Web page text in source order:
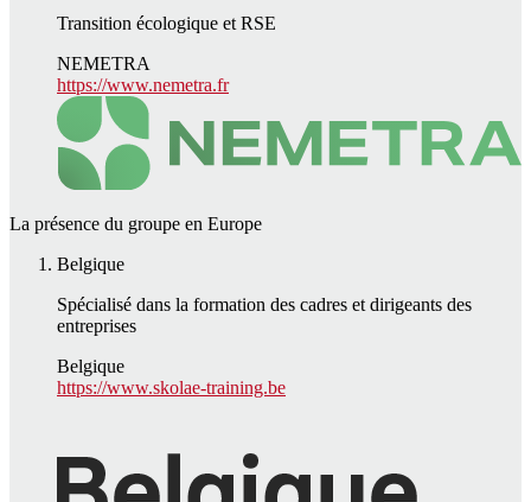
Transition écologique et RSE
NEMETRA
https://www.nemetra.fr
La présence du groupe en Europe
Belgique
Spécialisé dans la formation des cadres et dirigeants des
entreprises
Belgique
https://www.skolae-training.be